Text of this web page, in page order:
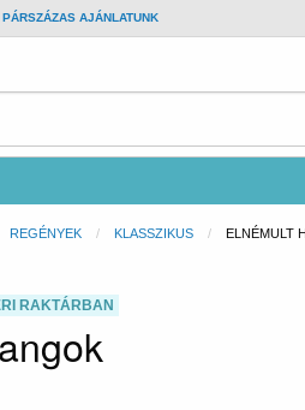
PÁRSZÁZAS AJÁNLATUNK
REGÉNYEK KLASSZIKUS CURRENT:
ELNÉMULT
RAKTÁRBAN